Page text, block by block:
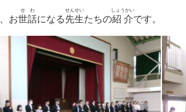
、お世話
せわ
になる先生
せんせい
たちの紹介
しょうかい
です。